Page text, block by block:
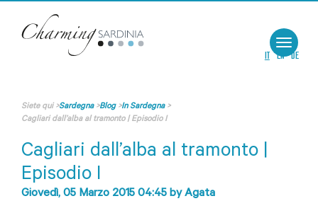
IT EN DE
Toggle
Siete qui>Sardegna>Blog>In Sardegna>
Cagliari dall’alba al tramonto | Episodio I
Cagliari dall’alba al tramonto |
Episodio I
Giovedì, 05 Marzo 2015 04:45 byAgata